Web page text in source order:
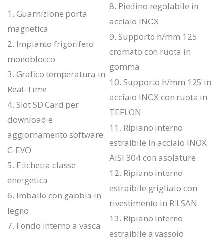
1. Guarnizione porta
magnetica
2. Impianto frigorifero
monoblocco
3. Grafico temperatura in
Real-Time
4. Slot SD Card per
download e
aggiornamento software
C-EVO
5. Etichetta classe
energetica
6. Imballo con gabbia in
legno
7. Fondo interno a vasca
8. Piedino regolabile in
acciaio INOX
9. Supporto h/mm 125
cromato con ruota in
gomma
10. Supporto h/mm 125 in
acciaio INOX con ruota in
TEFLON
11. Ripiano interno
estraibile in acciaio INOX
AISI 304 con asolature
12. Ripiano interno
estraibile grigliato con
rivestimento in RILSAN
13. Ripiano interno
estraibile a vassoio